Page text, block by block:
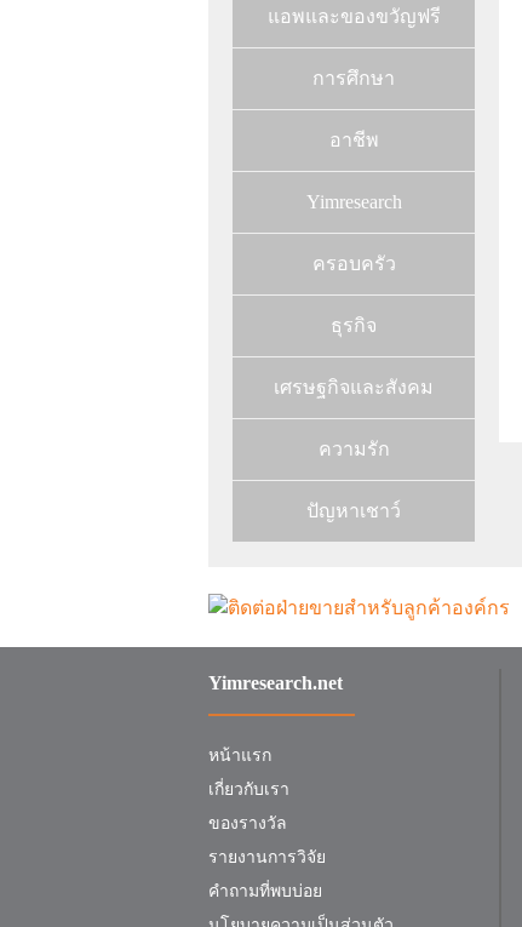
แอพและของขวัญฟรี
การศึกษา
อาชีพ
Yimresearch
ครอบครัว
ธุรกิจ
เศรษฐกิจและสังคม
ความรัก
ปัญหาเชาว์
Yimresearch.net
หน้าแรก
เกี่ยวกับเรา
ของรางวัล
รายงานการวิจัย
คำถามที่พบบ่อย